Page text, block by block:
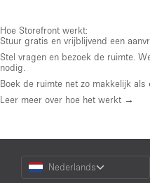
Hoe Storefront werkt:
Stuur gratis en vrijblijvend een
Stel vragen en bezoek de ruimte.
nodig.
Boek de ruimte net zo makkelijk als
Leer meer over hoe het werkt →
Choose
Language
Nederlands